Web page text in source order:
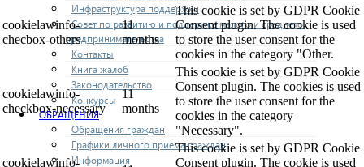
Инфраструктура поддержки
Совет по развитию и поддержке малого и среднего
предпринимательства
Контакты
Книга жалоб
Законодательство
Конкурсы
ОБРАЩЕНИЯ
Обращения граждан
Графики личного приема граждан
Информация
cookielawinfo-
checbox-others
11
months
This cookie is set by GDPR Cookie
Consent plugin. The cookie is used
to store the user consent for the
cookies in the category "Other.
cookielawinfo-
checkbox-necessary
11
months
This cookie is set by GDPR Cookie
Consent plugin. The cookies is used
to store the user consent for the
cookies in the category
"Necessary".
cookielawinfo-
This cookie is set by GDPR Cookie
Consent plugin. The cookie is used